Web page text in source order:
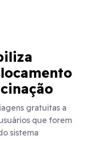
gratuitas a
que forem
sistema